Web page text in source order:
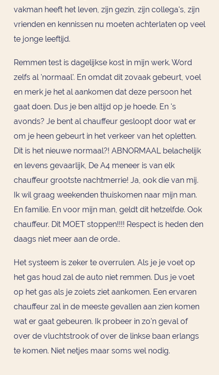
vakman heeft het leven, zijn gezin, zijn collega's, zijn
vrienden en kennissen nu moeten achterlaten op veel
te jonge leeftijd.
Remmen test is dagelijkse kost in mijn werk. Word
zelfs al 'normaal'. En omdat dit zovaak gebeurt, voel
en merk je het al aankomen dat deze persoon het
gaat doen. Dus je ben altijd op je hoede. En 's
avonds? Je bent al chauffeur gesloopt door wat er
om je heen gebeurt in het verkeer van het opletten.
Dit is het nieuwe normaal?! ABNORMAAL belachelijk
en levens gevaarlijk, De A4 meneer is van elk
chauffeur grootste nachtmerrie! Ja, ook die van mij.
Ik wil graag weekenden thuiskomen naar mijn man.
En familie. En voor mijn man, geldt dit hetzelfde. Ook
chauffeur. Dit MOET stoppen!!!! Respect is heden den
daags niet meer aan de orde..
Het systeem is zeker te overrulen. Als je je voet op
het gas houd zal de auto niet remmen. Dus je voet
op het gas als je zoiets ziet aankomen. Een ervaren
chauffeur zal in de meeste gevallen aan zien komen
wat er gaat gebeuren. Ik probeer in zo'n geval of
over de vluchtstrook of over de linkse baan erlangs
te komen. Niet netjes maar soms wel nodig.